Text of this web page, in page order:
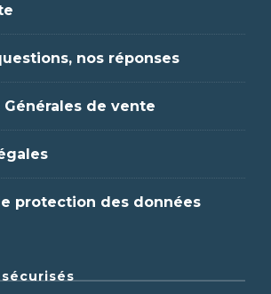
nos réponses
de vente
protection des données